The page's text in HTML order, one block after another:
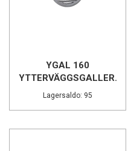
YGAL 160
YTTERVÄGGSGALLER...
Lagersaldo: 95